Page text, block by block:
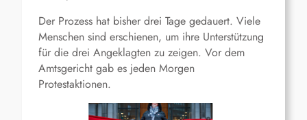
Der Prozess hat bisher drei Tage gedauert. Viele
Menschen sind erschienen, um ihre Unterstützung
für die drei Angeklagten zu zeigen. Vor dem
Amtsgericht gab es jeden Morgen
Protestaktionen.